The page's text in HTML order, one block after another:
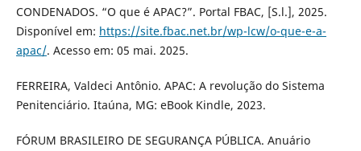
CONDENADOS. “O que é APAC?”. Portal FBAC, [S.l.], 2025.
Disponível em: https://site.fbac.net.br/wp-lcw/o-que-e-a-
apac/. Acesso em: 05 mai. 2025.
FERREIRA, Valdeci Antônio. APAC: A revolução do Sistema
Penitenciário. Itaúna, MG: eBook Kindle, 2023.
FÓRUM BRASILEIRO DE SEGURANÇA PÚBLICA. Anuário